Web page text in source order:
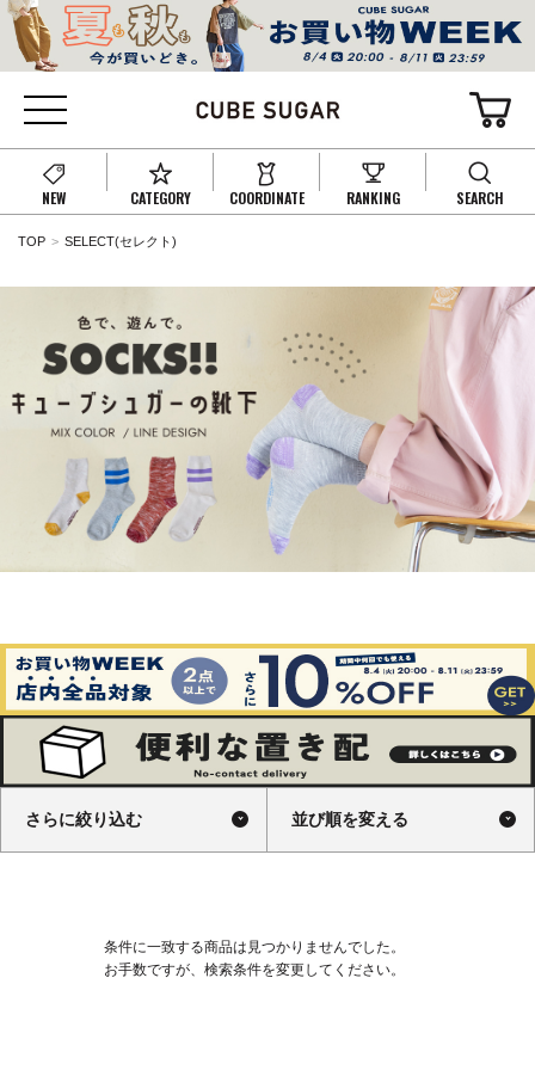
NEW CATEGORY COORDINATE RANKING SEARCH
TOP SELECT(セレクト)
さらに絞り込む 並び順を変える
条件に一致する商品は見つかりませんでした。
お手数ですが、検索条件を変更してください。